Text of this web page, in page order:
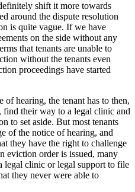
shift it more towards
around the dispute resolution
is quite vague. If we have
on the side without any
that tenants are unable to
without the tenants even
proceedings have started
hearing, the tenant has to then,
their way to a legal clinic and
to set aside. But most tenants
of the notice of hearing, and
they have the right to challenge
eviction order is issued, many
legal clinic or legal support to file
they never were able to